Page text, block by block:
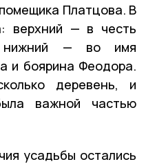
Платцова. В
верхний — в честь
нижний — во имя
и боярина Феодора.
деревень, и
важной частью
усадьбы остались